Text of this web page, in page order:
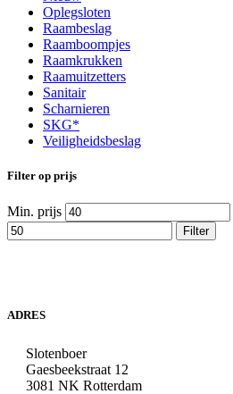
Oplegsloten
Raambeslag
Raamboompjes
Raamkrukken
Raamuitzetters
Sanitair
Scharnieren
SKG*
Veiligheidsbeslag
Filter op prijs
Min. prijs
Filter
ADRES
Slotenboer
Gaesbeekstraat 12
3081 NK Rotterdam